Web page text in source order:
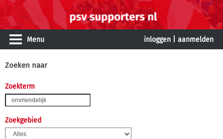
Menu inloggen aanmelden
Zoeken naar
Zoekterm
Zoekgebied